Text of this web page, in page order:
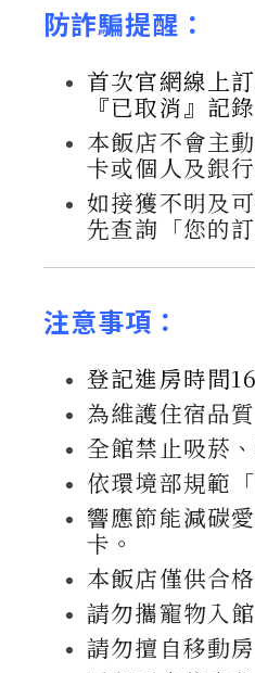
防詐騙提醒：
首次官網線上
『已取消』記錄
本飯店不會主
卡或個人及銀
如接獲不明及
先查詢「您的
注意事項：
登記進房時間
為維護住宿品
全館禁止吸菸
依環境部規範
響應節能減碳
卡。
本飯店僅供合
請勿攜寵物入
請勿擅自移動